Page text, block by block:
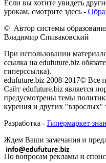
Если вы хотите увидеть
урокам, смотрите здесь -
© Автор системы
Владимир Спиваковский
При использовании
ссылка на edufuture.biz
гиперссылка).
edufuture.biz 2008-2017© Все
Сайт edufuture.biz является
предусмотрены темы
курения и других "взрослых"
Разработка - Гипермаркет
Ждем Ваши замечания и
По вопросам рекламы и